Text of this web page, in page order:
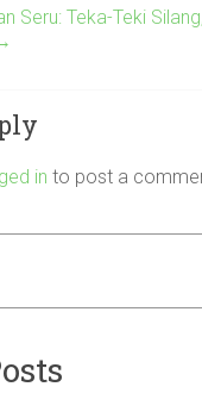
Seru: Teka-Teki
in to post a